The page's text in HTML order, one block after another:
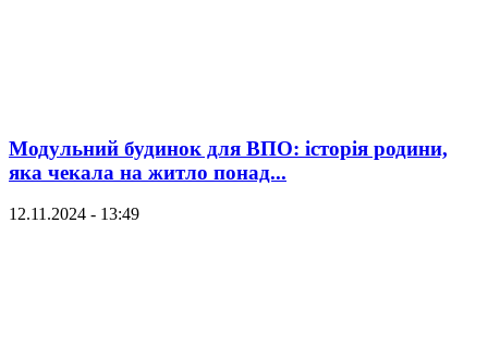
Модульний будинок для ВПО: історія родини,
яка чекала на житло понад...
12.11.2024 - 13:49